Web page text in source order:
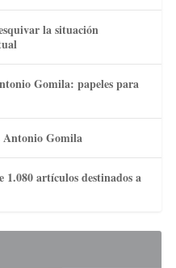
la situación
Gomila: papeles para
Antonio Gomila
artículos destinados a